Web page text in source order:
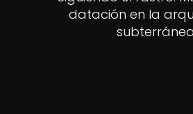
datación en la
subterránea